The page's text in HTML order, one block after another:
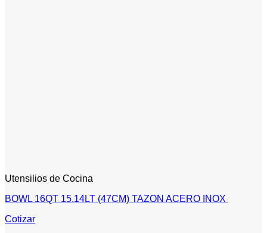
Utensilios de Cocina
BOWL 16QT 15.14LT (47CM) TAZON ACERO INOX
Cotizar